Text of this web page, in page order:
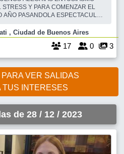
COMENZAR EL
POR VIAJAR CREADO POR
Y COMENZARCON UNA
Villa Soldati , Ciudad de Buenos Aires
17 0 3
VER SALIDAS
TUS INTERESES
de 28 / 12 / 2023